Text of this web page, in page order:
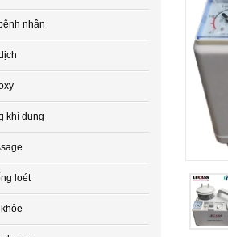
nhân
khí dung
loét